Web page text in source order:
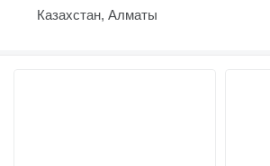
Казахстан, Алматы